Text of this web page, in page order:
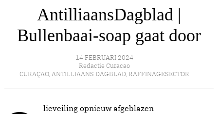
AntilliaansDagblad |
Bullenbaai-soap gaat door
14 FEBRUARI 2024
Redactie Curacao
CURAÇAO, ANTILLIAANS DAGBLAD, RAFFINAGESECTOR
Olieveiling opnieuw afgeblazen